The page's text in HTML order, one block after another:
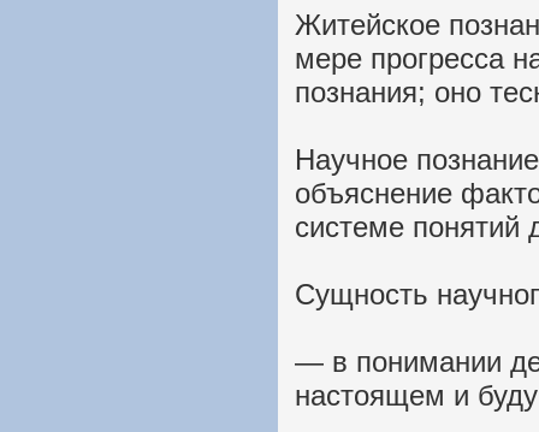
Житейское
мере прогресса
познания; оно
Научное
объяснение
системе понятий
Сущность
— в понимании
настоящем и